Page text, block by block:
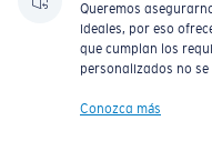
Queremos
ideales, por eso
que cumplan los
personalizados no se
Conozca más